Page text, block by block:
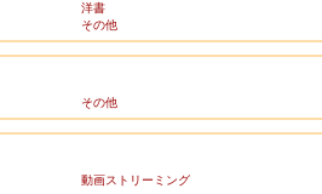
洋書
その他
その他
動画ストリーミング